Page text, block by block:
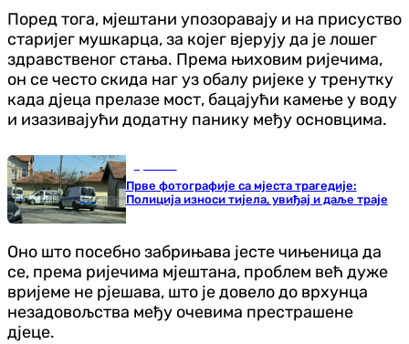
Поред тога, мјештани упозоравају и на присуство
старијег мушкарца, за којег вјерују да је лошег
здравственог стања. Према њиховим ријечима,
он се често скида наг уз обалу ријеке у тренутку
када дјеца прелазе мост, бацајући камење у воду
и изазивајући додатну панику међу основцима.
Прве фотографије са мјеста трагедије:
Полиција износи тијела, увиђај и даље траје
Оно што посебно забрињава јесте чињеница да
се, према ријечима мјештана, проблем већ дуже
вријеме не рјешава, што је довело до врхунца
незадовољства међу очевима престрашене
дјеце.